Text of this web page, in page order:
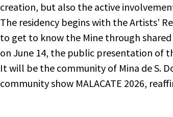
creation, but also the active
The residency begins with the Artists’
to get to know the Mine through
on June 14, the public presentation of
It will be the community of Mina de S.
community show MALACATE 2026,